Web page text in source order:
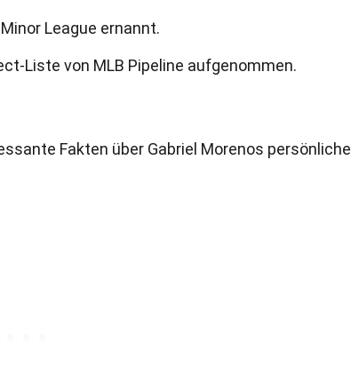
League ernannt.
Liste von MLB Pipeline aufgenommen.
Fakten über Gabriel Morenos